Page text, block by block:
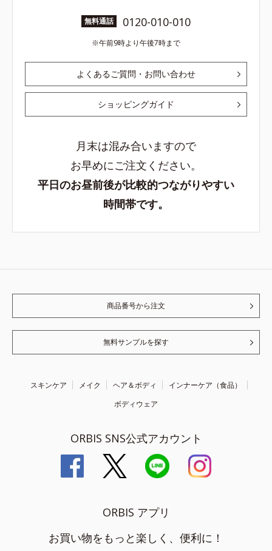
無料通話 0120-010-010
午前9時より午後7時まで
よくあるご質問・お問い合わせ
ショッピングガイド
月末は混み合いますので
お早めにご注文ください。
平日のお昼前後が比較的つながりやすい
時間帯です。
商品番号から注文
無料サンプルを探す
スキンケア メイク ヘア＆ボディ
インナーケア（食品）
ボディウェア
ORBIS SNS公式アカウント
ORBIS アプリ
お買い物をもっと楽しく、便利に！